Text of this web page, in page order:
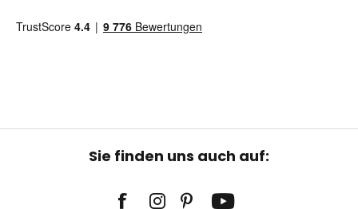
Sie finden uns auch auf: